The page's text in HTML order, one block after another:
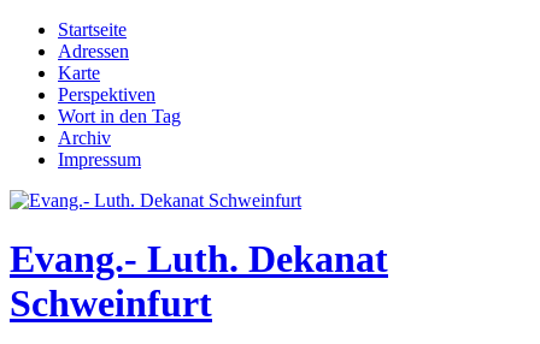
Direkt zum Inhalt
Hauptmenü
Startseite
Adressen
Karte
Perspektiven
Wort in den Tag
Archiv
Impressum
Evang.- Luth. Dekanat
Schweinfurt